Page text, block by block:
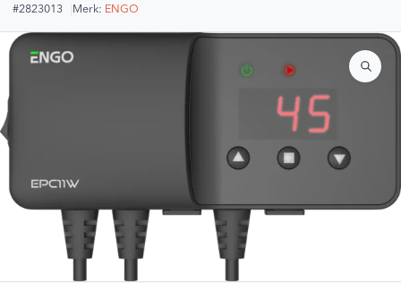
#2823013 Merk: ENGO